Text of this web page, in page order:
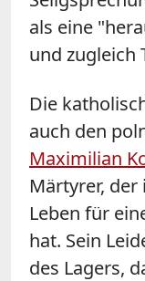
als eine
und zugleich
Die
auch den
Maximilian
Märtyrer, der
Leben für
hat. Sein
des Lagers,